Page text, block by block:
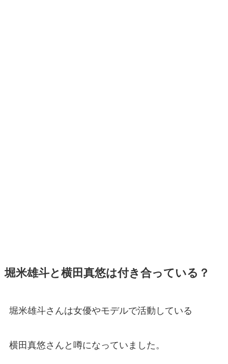
堀米雄斗と横田真悠は付き合っている？
堀米雄斗さんは女優やモデルで活動している
横田真悠さんと噂になっていました。